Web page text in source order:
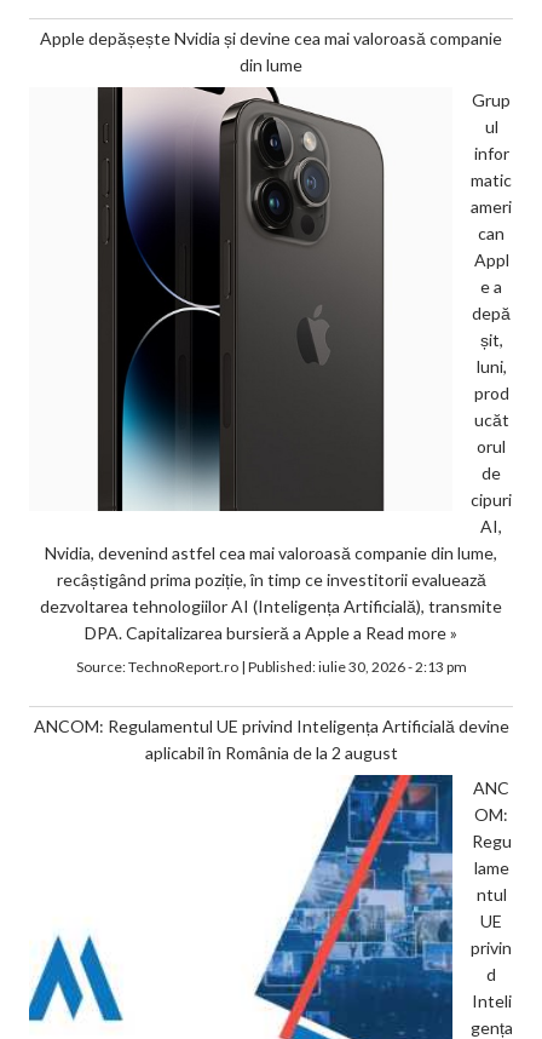
Apple depășește Nvidia și devine cea mai valoroasă companie
din lume
Grup
ul
infor
matic
ameri
can
Appl
e a
depă
șit,
luni,
prod
ucăt
orul
de
cipuri
AI,
Nvidia, devenind astfel cea mai valoroasă companie din lume,
recâștigând prima poziție, în timp ce investitorii evaluează
dezvoltarea tehnologiilor AI (Inteligența Artificială), transmite
DPA. Capitalizarea bursieră a Apple a Read more »
Source:TechnoReport.ro| Published:iulie 30, 2026 - 2:13 pm
ANCOM: Regulamentul UE privind Inteligența Artificială devine
aplicabil în România de la 2 august
ANC
OM:
Regu
lame
ntul
UE
privin
d
Inteli
gența